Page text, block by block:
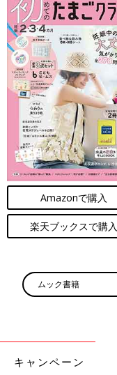
Amazonで購入
楽天ブックスで購入
ムック書籍
キャンペーン